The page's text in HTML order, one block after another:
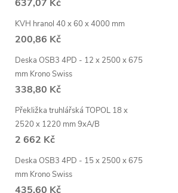
637,07 Kč
KVH hranol 40 x 60 x 4000 mm
200,86 Kč
Deska OSB3 4PD - 12 x 2500 x 675
mm Krono Swiss
338,80 Kč
Překližka truhlářská TOPOL 18 x
2520 x 1220 mm 9xA/B
2 662 Kč
Deska OSB3 4PD - 15 x 2500 x 675
mm Krono Swiss
435,60 Kč